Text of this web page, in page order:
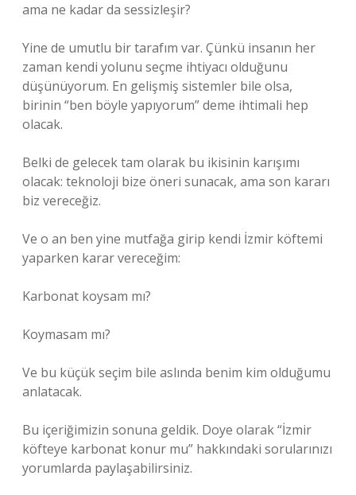
ama ne kadar da sessizleşir?
Yine de umutlu bir tarafım var. Çünkü insanın her
zaman kendi yolunu seçme ihtiyacı olduğunu
düşünüyorum. En gelişmiş sistemler bile olsa,
birinin “ben böyle yapıyorum” deme ihtimali hep
olacak.
Belki de gelecek tam olarak bu ikisinin karışımı
olacak: teknoloji bize öneri sunacak, ama son kararı
biz vereceğiz.
Ve o an ben yine mutfağa girip kendi İzmir köftemi
yaparken karar vereceğim:
Karbonat koysam mı?
Koymasam mı?
Ve bu küçük seçim bile aslında benim kim olduğumu
anlatacak.
Bu içeriğimizin sonuna geldik. Doye olarak “İzmir
köfteye karbonat konur mu” hakkındaki sorularınızı
yorumlarda paylaşabilirsiniz.